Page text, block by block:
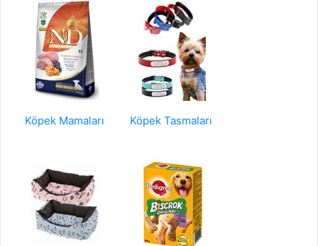
Köpek Mamaları Köpek Tasmaları